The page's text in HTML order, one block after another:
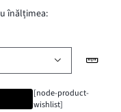
înălțimea:
[node-product-
wishlist]